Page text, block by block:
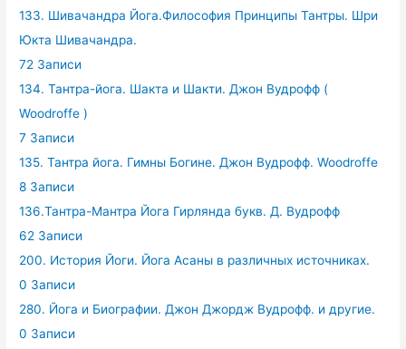
133. Шивачандра Йога.Философия Принципы Тантры. Шри
Юкта Шивачандра.
72 Записи
134. Тантра-йога. Шакта и Шакти. Джон Вудрофф (
Woodroffe )
7 Записи
135. Тантра йога. Гимны Богине. Джон Вудрофф. Woodroffe
8 Записи
136.Тантра-Мантра Йога Гирлянда букв. Д. Вудрофф
62 Записи
200. История Йоги. Йога Асаны в различных источниках.
0 Записи
280. Йога и Биографии. Джон Джордж Вудрофф. и другие.
0 Записи